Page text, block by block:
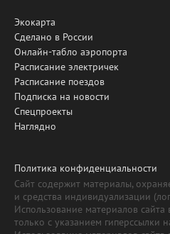
Экокарта
Сделано в России
Онлайн-табло аэропорта
Расписание электричек
Расписание поездов
Подписка на новости
Спецпроекты
Наглядно
Политика конфиденциальности
Сайт содержит материалы,
и средства индивидуализации
Использование материалов
только с указанием гиперссылки